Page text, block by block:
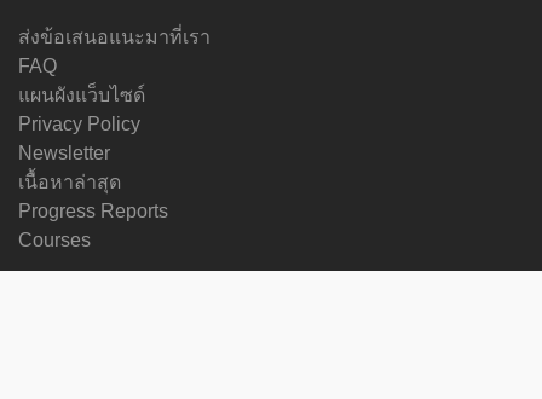
ส่งข้อเสนอแนะมาที่เรา
FAQ
แผนผังแว็บไซด์
Privacy Policy
Newsletter
เนื้อหาล่าสุด
Progress Reports
Courses